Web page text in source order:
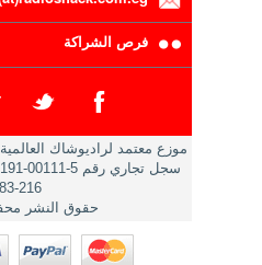
فرص الشراكة
موزع معتمد لراديوشاك
216-783
حقوق النشر